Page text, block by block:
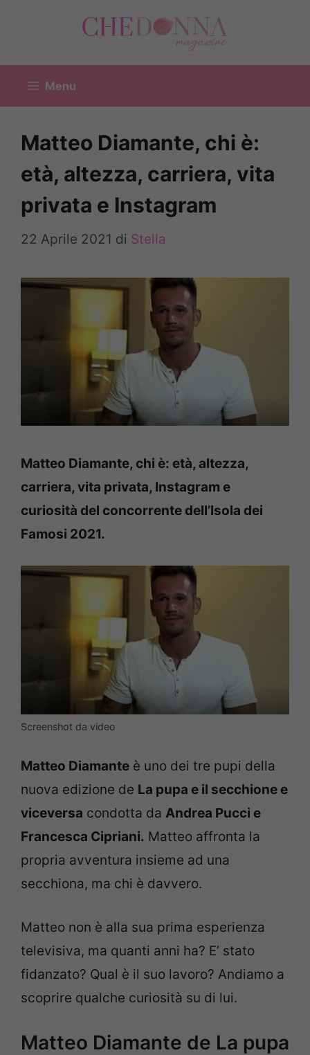
Menu
Matteo Diamante, chi è:
età, altezza, carriera, vita
privata e Instagram
22 Aprile 2021 di Stella
Matteo Diamante, chi è: età, altezza,
carriera, vita privata, Instagram e
curiosità del concorrente dell’Isola dei
Famosi 2021.
Screenshot da video
Matteo Diamante è uno dei tre pupi della
nuova edizione de La pupa e il secchione e
viceversa condotta da Andrea Pucci e
Francesca Cipriani. Matteo affronta la
propria avventura insieme ad una
secchiona, ma chi è davvero.
Matteo non è alla sua prima esperienza
televisiva, ma quanti anni ha? E’ stato
fidanzato? Qual è il suo lavoro? Andiamo a
scoprire qualche curiosità su di lui.
Matteo Diamante de La pupa